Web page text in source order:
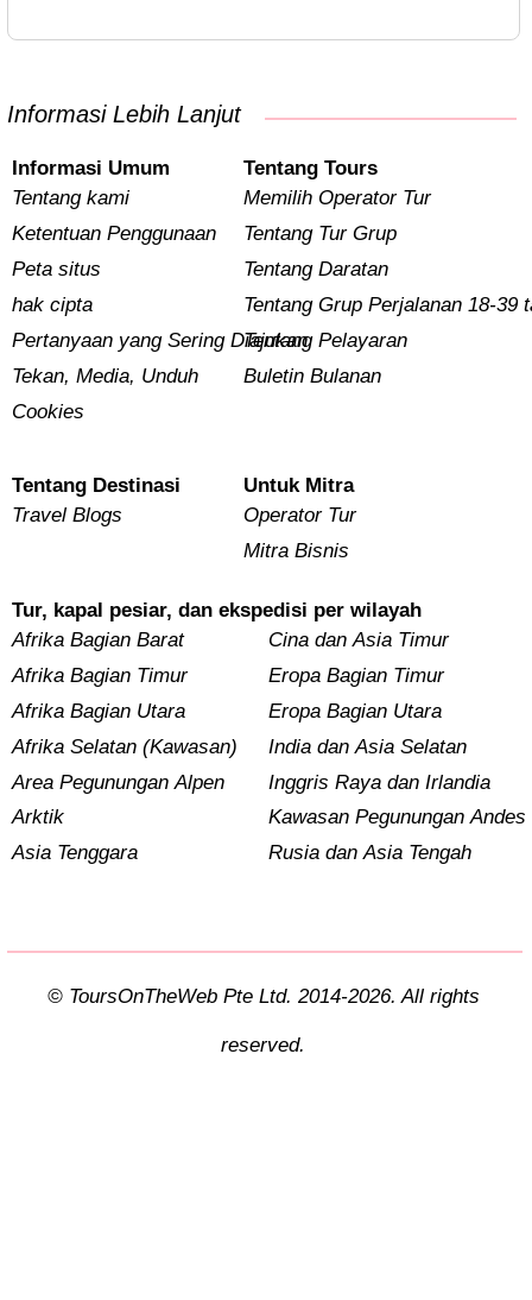
Informasi Lebih Lanjut
Informasi Umum
Tentang kami
Ketentuan Penggunaan
Peta situs
hak cipta
Pertanyaan yang Sering Diajukan
Tekan, Media, Unduh
Cookies
Tentang Tours
Memilih Operator Tur
Tentang Tur Grup
Tentang Daratan
Tentang Grup Perjalanan 18-39
Tentang Pelayaran
Buletin Bulanan
Tentang Destinasi
Travel Blogs
Untuk Mitra
Operator Tur
Mitra Bisnis
Tur, kapal pesiar, dan ekspedisi per wilayah
Afrika Bagian Barat
Afrika Bagian Timur
Afrika Bagian Utara
Afrika Selatan (Kawasan)
Area Pegunungan Alpen
Arktik
Asia Tenggara
Cina dan Asia Timur
Eropa Bagian Timur
Eropa Bagian Utara
India dan Asia Selatan
Inggris Raya dan Irlandia
Kawasan Pegunungan Andes
Rusia dan Asia Tengah
© ToursOnTheWeb Pte Ltd. 2014-2026. All rights
reserved.